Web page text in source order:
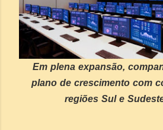
Em plena expansão,
plano de crescimento com
regiões Sul e